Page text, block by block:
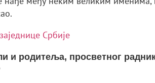
Србије
и родитеља, просветног